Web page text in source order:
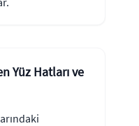
Yüz Hatları ve